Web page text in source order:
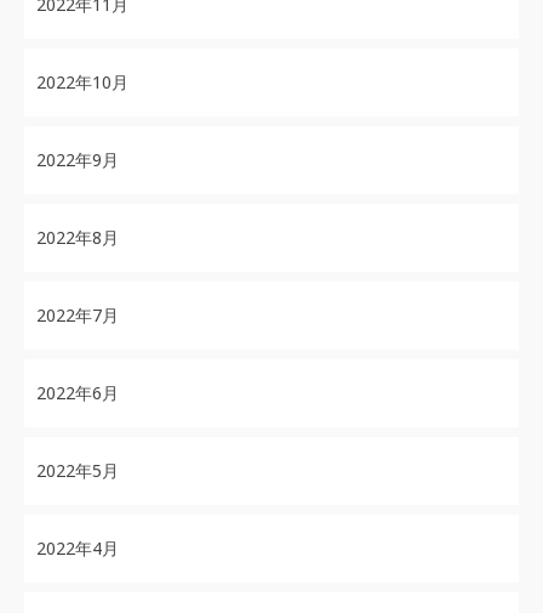
2022年10月
2022年9月
2022年8月
2022年7月
2022年6月
2022年5月
2022年4月